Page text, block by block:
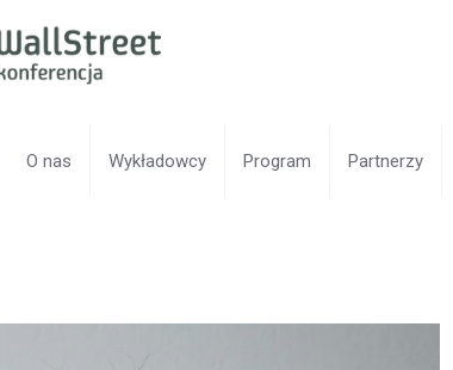
O nas Wykładowcy Program Partnerzy